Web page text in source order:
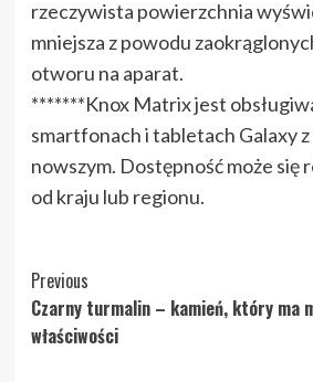
rzeczywista powierzchnia
mniejsza z powodu
otworu na aparat.
*******Knox Matrix jest
smartfonach i tabletach Galaxy z
nowszym. Dostępność może się
od kraju lub regionu.
Post
Navigation
Previous
Czarny turmalin – kamień, który ma
właściwości